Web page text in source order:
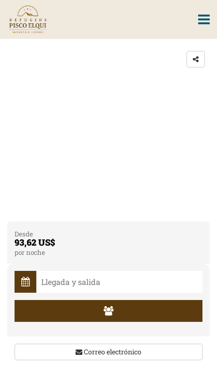
Desde
93,62 US$
por noche
Correo electrónico